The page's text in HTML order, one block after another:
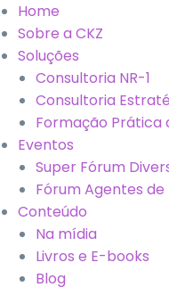
Home
Sobre a CKZ
Soluções
Consultoria NR-1
Consultoria
Formação Prática
Eventos
Super Fórum
Fórum Agentes
Conteúdo
Na mídia
Livros e E-books
Blog